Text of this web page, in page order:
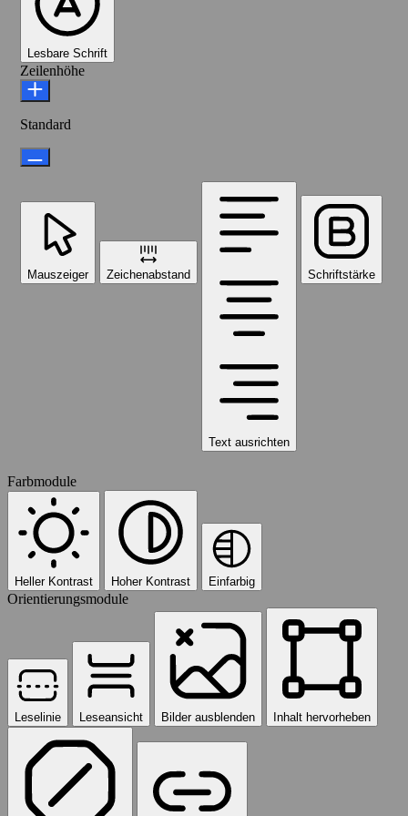
Lesbare Schrift
Zeilenhöhe
Standard
Mauszeiger Zeichenabstand
Text ausrichten
Schriftstärke
Farbmodule
Heller Kontrast Hoher Kontrast Einfarbig
Orientierungsmodule
Leselinie Leseansicht Bilder ausblenden Inhalt hervorheben